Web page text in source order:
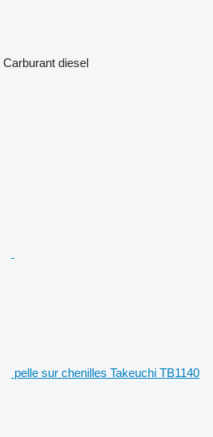
Carburant diesel
pelle sur chenilles Takeuchi TB1140